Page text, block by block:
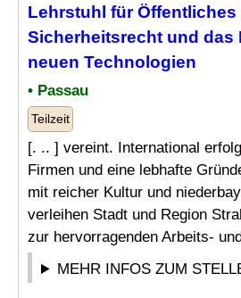
Lehrstuhl für Öffentliches
Sicherheitsrecht und das
neuen Technologien
• Passau
Teilzeit
[. .. ] vereint. International
Firmen und eine lebhafte
mit reicher Kultur und
verleihen Stadt und Region
zur hervorragenden Arbeits-
MEHR INFOS ZUM